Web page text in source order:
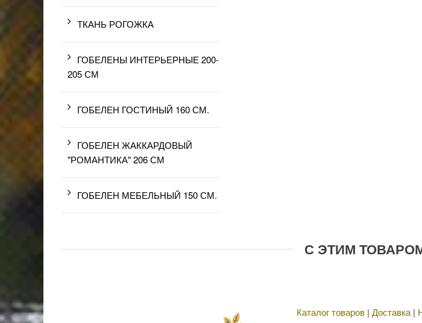
ТКАНЬ РОГОЖКА
ГОБЕЛЕНЫ ИНТЕРЬЕРНЫЕ 200-
205 СМ
ГОБЕЛЕН ГОСТИНЫЙ 160 СМ.
ГОБЕЛЕН ЖАККАРДОВЫЙ
"РОМАНТИКА" 206 СМ
ГОБЕЛЕН МЕБЕЛЬНЫЙ 150 СМ.
С ЭТИМ
Каталог товаров | Доставка |